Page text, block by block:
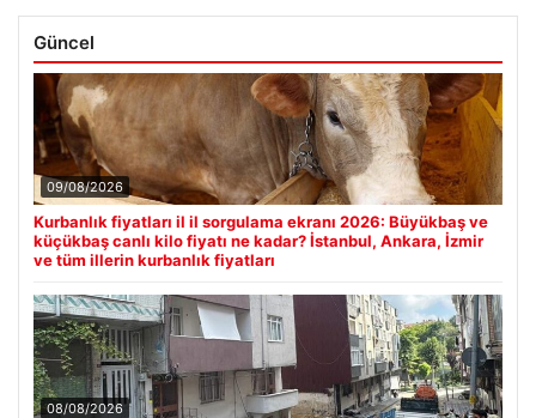
Güncel
09/08/2026
Kurbanlık fiyatları il il sorgulama ekranı 2026: Büyükbaş ve
küçükbaş canlı kilo fiyatı ne kadar? İstanbul, Ankara, İzmir
ve tüm illerin kurbanlık fiyatları
08/08/2026